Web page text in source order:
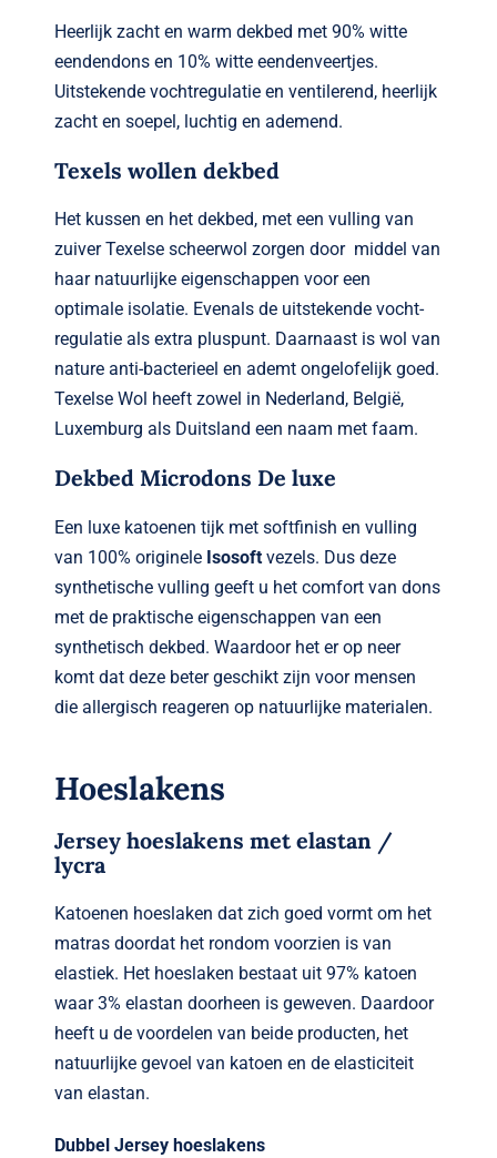
Heerlijk zacht en warm dekbed met 90% witte
eendendons en 10% witte eendenveertjes.
Uitstekende vochtregulatie en ventilerend, heerlijk
zacht en soepel, luchtig en ademend.
Texels wollen dekbed
Het kussen en het dekbed, met een vulling van
zuiver Texelse scheerwol zorgen door middel van
haar natuurlijke eigenschappen voor een
optimale isolatie. Evenals de uitstekende vocht-
regulatie als extra pluspunt. Daarnaast is wol van
nature anti-bacterieel en ademt ongelofelijk goed.
Texelse Wol heeft zowel in Nederland, België,
Luxemburg als Duitsland een naam met faam.
Dekbed Microdons De luxe
Een luxe katoenen tijk met softfinish en vulling
van 100% originele Isosoftvezels. Dus deze
synthetische vulling geeft u het comfort van dons
met de praktische eigenschappen van een
synthetisch dekbed. Waardoor het er op neer
komt dat deze beter geschikt zijn voor mensen
die allergisch reageren op natuurlijke materialen.
Hoeslakens
Jersey hoeslakens met elastan /
lycra
Katoenen hoeslaken dat zich goed vormt om het
matras doordat het rondom voorzien is van
elastiek. Het hoeslaken bestaat uit 97% katoen
waar 3% elastan doorheen is geweven. Daardoor
heeft u de voordelen van beide producten, het
natuurlijke gevoel van katoen en de elasticiteit
van elastan.
Dubbel Jersey hoeslakens